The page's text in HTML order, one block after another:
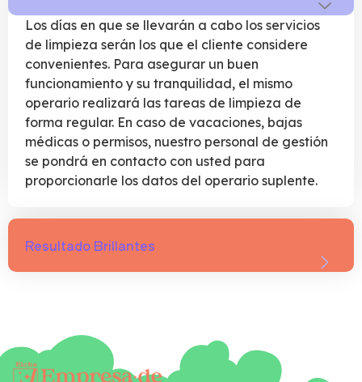
Los días en que se llevarán a cabo los servicios
de limpieza serán los que el cliente considere
convenientes. Para asegurar un buen
funcionamiento y su tranquilidad, el mismo
operario realizará las tareas de limpieza de
forma regular. En caso de vacaciones, bajas
médicas o permisos, nuestro personal de gestión
se pondrá en contacto con usted para
proporcionarle los datos del operario suplente.
Resultado Brillantes